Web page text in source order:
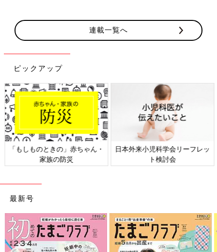
恥ずかしながら神経のない歯も数本ある私…。
神経のない歯はだんだんと色も悪くなってきて、差し歯を検討す
丁寧に歯みがきしてこなかった自分を恨みます。
自分の子には同じ轍を踏んでほしくないし、歯は本当に大事なの
で歯みがきはきちんとさせたいのですが、毎度スムーズとはいか
ず…。
テンションが上がるように褒めまくってみたり、演じてみたり、
可愛い歯ブラシを買ってみたり、あれこれ試行錯誤しています。
それでは、次回もどうぞお楽しみに！
・ハトコの記事一覧
●ハトコ
埼玉出身の漫画家・イラストレーター。
2016年生まれの兄と2018年生まれの弟。２学年差兄弟の子育て
中。
著作は『ひみつのローソンスイーツ開発室』『うますぎ！東京ギ
連載一覧へ
ピックアップ
日本外来小児科学会リーフレッ
ト検討会
六星占術 細木かおりさんの人生
相談
最新号